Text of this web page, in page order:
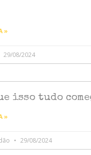
»
29/08/2024
isso tudo
»
29/08/2024